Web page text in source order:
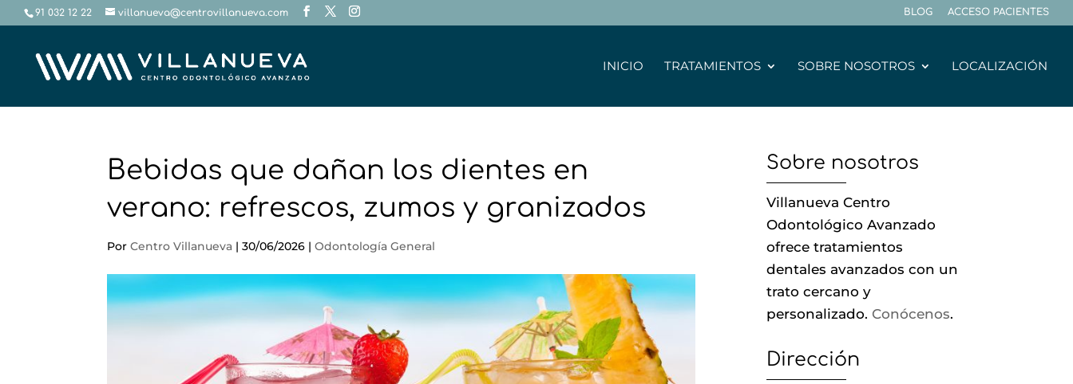
91 032 12 22 villanueva@centrovillanueva.com BLOG ACCESO PACIENTES
INICIO TRATAMIENTOS SOBRE NOSOTROS LOCALIZACIÓN
Bebidas que dañan los dientes en
verano: refrescos, zumos y granizados
PorCentro Villanueva |30/06/2026 |Odontología General
Sobre nosotros
Villanueva Centro
Odontológico Avanzado
ofrece tratamientos
dentales avanzados con un
trato cercano y
personalizado. Conócenos.
Dirección